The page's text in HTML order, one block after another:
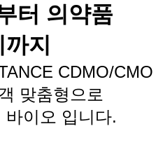
터 의약품
까지
CDMO/CMO
맞춤형으로
이오 입니다.